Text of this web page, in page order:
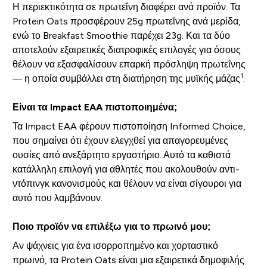
Η περιεκτικότητα σε πρωτεΐνη διαφέρει ανά προϊόν. Τα
Protein Oats προσφέρουν 25g πρωτεΐνης ανά μερίδα,
ενώ το Breakfast Smoothie παρέχει 23g. Και τα δύο
αποτελούν εξαιρετικές διατροφικές επιλογές για όσους
θέλουν να εξασφαλίσουν επαρκή πρόσληψη πρωτεΐνης
— η οποία συμβάλλει στη διατήρηση της μυϊκής μάζας1
Είναι τα Impact EAA πιστοποιημένα;
Τα Impact EAA φέρουν πιστοποίηση Informed Choice,
που σημαίνει ότι έχουν ελεγχθεί για απαγορευμένες
ουσίες από ανεξάρτητο εργαστήριο. Αυτό τα καθιστά
κατάλληλη επιλογή για αθλητές που ακολουθούν αντι-
ντόπινγκ κανονισμούς και θέλουν να είναι σίγουροι για
αυτό που λαμβάνουν.
Ποιο προϊόν να επιλέξω για το πρωινό μου;
Αν ψάχνεις για ένα ισορροπημένο και χορταστικό
πρωινό, τα Protein Oats είναι μια εξαιρετικά δημοφιλής